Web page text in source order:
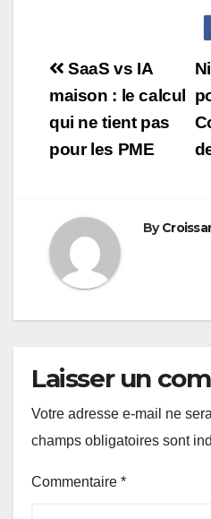
Navigation
de
l’article
SaaS vs IA
maison : le calcul
qui ne tient pas
pour les PME
By
Laisser un
Votre adresse e-mail ne
champs obligatoires sont
Commentaire *